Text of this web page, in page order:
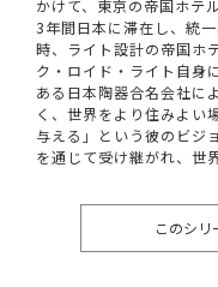
かけて、東京の帝国ホテ
3年間日本に滞在し、統
時、ライト設計の帝国ホ
ク・ロイド・ライト自身
ある日本陶器合名会社に
く、世界をより住みよい
与える」という彼のビジ
を通じて受け継がれ、世
このシリ